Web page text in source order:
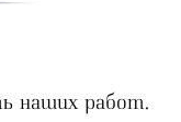
наших работ.